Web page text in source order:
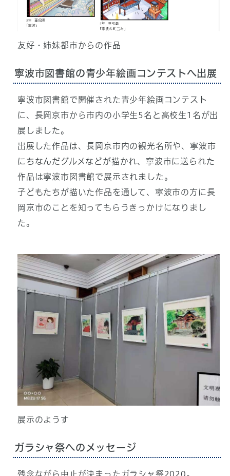
友好・姉妹都市からの作品
寧波市図書館の青少年絵画コンテストへ出展
寧波市図書館で開催された青少年絵画コンテスト
に、長岡京市から市内の小学生5名と高校生1名が出
展しました。
出展した作品は、長岡京市内の観光名所や、寧波市
にちなんだグルメなどが描かれ、寧波市に送られた
作品は寧波市図書館で展示されました。
子どもたちが描いた作品を通して、寧波市の方に長
岡京市のことを知ってもらうきっかけになりまし
た。
展示のようす
ガラシャ祭へのメッセージ
残念ながら中止が決まったガラシャ祭2020。